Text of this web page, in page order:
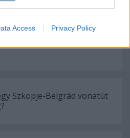
Access Privacy Policy
Szkopje-Belgrád vonatút